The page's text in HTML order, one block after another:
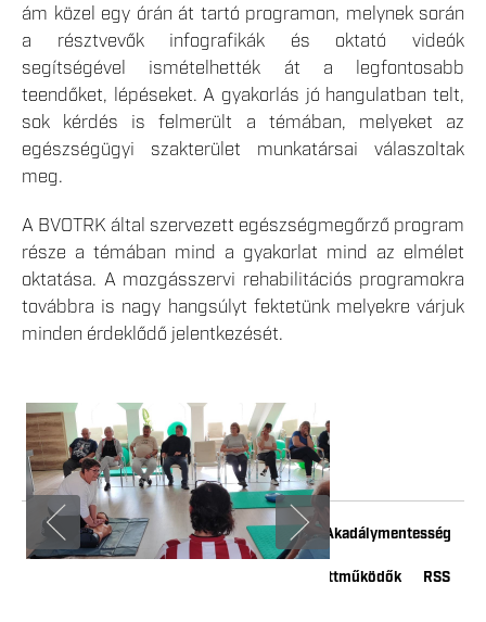
ám közel egy órán át tartó programon, melynek során
a résztvevők infografikák és oktató videók
segítségével ismételhették át a legfontosabb
teendőket, lépéseket. A gyakorlás jó hangulatban telt,
sok kérdés is felmerült a témában, melyeket az
egészségügyi szakterület munkatársai válaszoltak
meg.
A BVOTRK által szervezett egészségmegőrző program
része a témában mind a gyakorlat mind az elmélet
oktatása. A mozgásszervi rehabilitációs programokra
továbbra is nagy hangsúlyt fektetünk melyekre várjuk
minden érdeklődő jelentkezését.
Impresszum Adatkezelési tájékoztató Akadálymentesség
Együttműködők RSS